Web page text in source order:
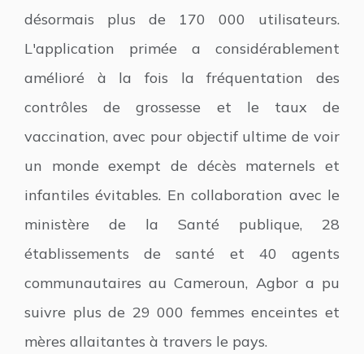
désormais plus de 170 000 utilisateurs.
L'application primée a considérablement
amélioré à la fois la fréquentation des
contrôles de grossesse et le taux de
vaccination, avec pour objectif ultime de voir
un monde exempt de décès maternels et
infantiles évitables. En collaboration avec le
ministère de la Santé publique, 28
établissements de santé et 40 agents
communautaires au Cameroun, Agbor a pu
suivre plus de 29 000 femmes enceintes et
mères allaitantes à travers le pays.